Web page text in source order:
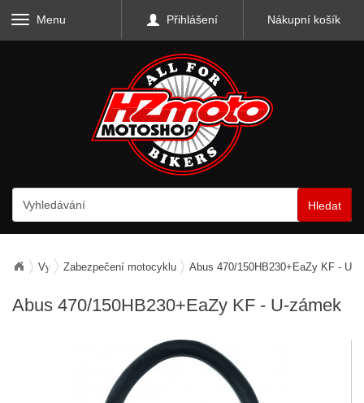
Menu Přihlášení Nákupní košík
Hledat
Vybavení motocyklu
Zabezpečení motocyklu Abus 470/150HB230+EaZy KF - U-
Abus 470/150HB230+EaZy KF - U-zámek